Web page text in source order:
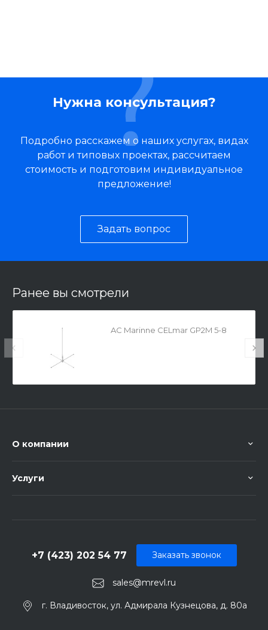
Нужна консультация?
Подробно расскажем о наших услугах, видах
работ и типовых проектах, рассчитаем
стоимость и подготовим индивидуальное
предложение!
Задать вопрос
Ранее вы смотрели
AC Marinne CELmar GP2M 5-8
О компании
Услуги
sales@mrevl.ru
+7 (423) 202 54 77
г. Владивосток, ул. Адмирала Кузнецова, д. 80а
Заказать звонок